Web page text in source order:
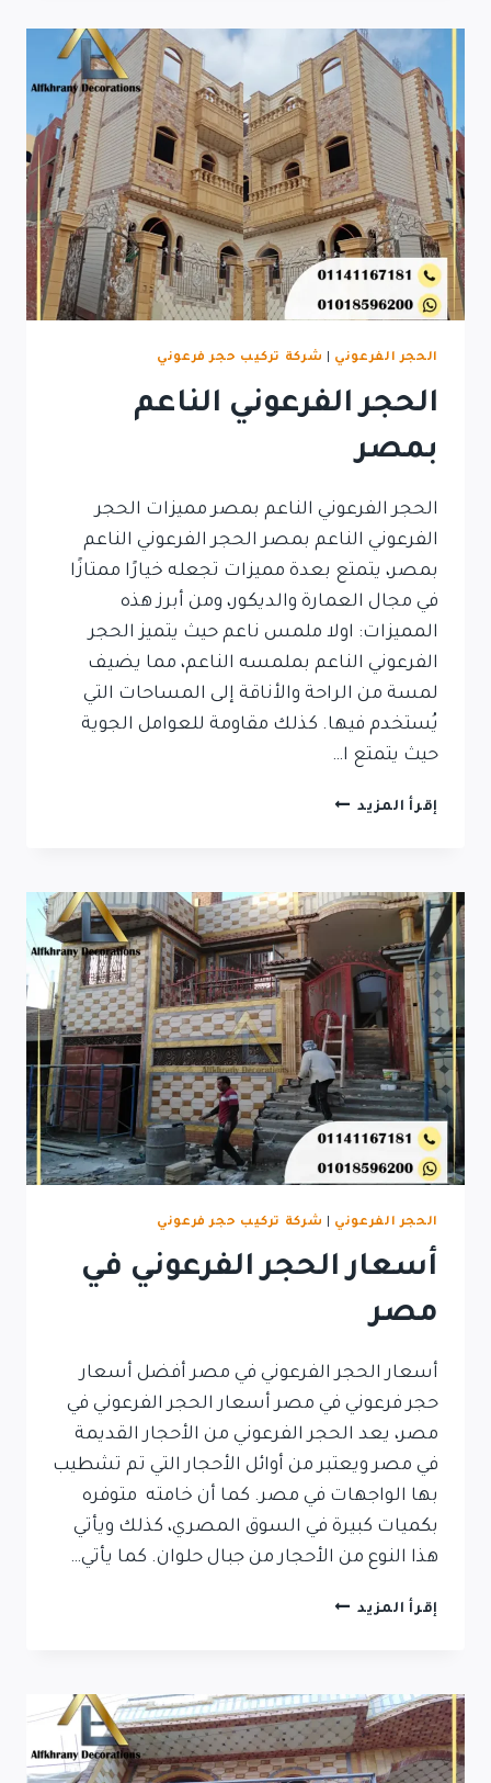
حجر
فرعونى
الحجر الفرعوني شركة تركيب حجر فرعوني
الحجر الفرعوني الناعم
بمصر
الحجر الفرعوني الناعم بمصر مميزات الحجر
الفرعوني الناعم بمصر الحجر الفرعوني الناعم
بمصر، يتمتع بعدة مميزات تجعله خيارًا ممتازًا
في مجال العمارة والديكور، ومن أبرز هذه
المميزات: اولا ملمس ناعم حيث يتميز الحجر
الفرعوني الناعم بملمسه الناعم، مما يضيف
لمسة من الراحة والأناقة إلى المساحات التي
يُستخدم فيها. كذلك مقاومة للعوامل الجوية
حيث يتمتع ا…
إقرأ المزيد الحجر
الحجر الفرعوني شركة تركيب حجر فرعوني
أسعار الحجر الفرعوني في
مصر
أسعار الحجر الفرعوني في مصر أفضل أسعار
حجر فرعوني في مصر أسعار الحجر الفرعوني في
مصر، يعد الحجر الفرعوني من الأحجار القديمة
في مصر ويعتبر من أوائل الأحجار التي تم تشطيب
بها الواجهات في مصر. كما أن خامته متوفره
بكميات كبيرة في السوق المصري، كذلك ويأتي
هذا النوع من الأحجار من جبال حلوان. كما يأتي…
إقرأ المزيد أسعار
مصر